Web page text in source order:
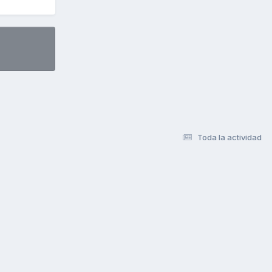
Toda la actividad